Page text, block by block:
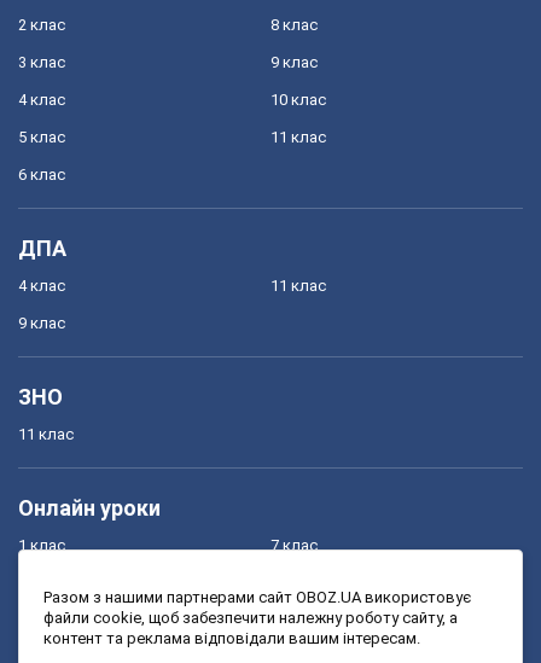
2 клас
3 клас
4 клас
5 клас
6 клас
8 клас
9 клас
10 клас
11 клас
ДПА
4 клас
9 клас
11 клас
ЗНО
11 клас
Онлайн уроки
1 клас
3 клас
7 клас
9 клас
Разом з нашими партнерами сайт OBOZ.UA використовує
файли cookie, щоб забезпечити належну роботу сайту, а
контент та реклама відповідали вашим інтересам.